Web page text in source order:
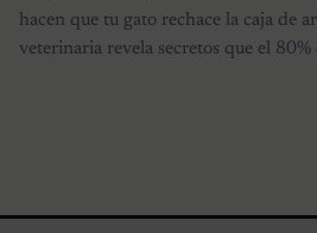
hacen que tu gato rechace la caja de
veterinaria revela secretos que el